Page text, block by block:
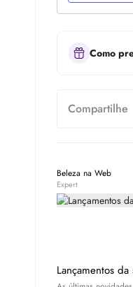
Como
Compartilhe
Beleza na Web
Expert
Lançamentos da